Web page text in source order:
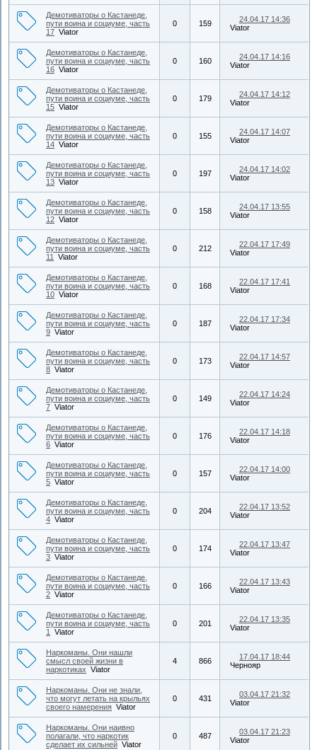
Демотиваторы о Кастанеде,
пути воина и социуме, часть
17 Viator
0 159
24.04.17 14:36
Viator
Демотиваторы о Кастанеде,
пути воина и социуме, часть
16 Viator
0 160
24.04.17 14:16
Viator
Демотиваторы о Кастанеде,
пути воина и социуме, часть
15 Viator
0 179
24.04.17 14:12
Viator
Демотиваторы о Кастанеде,
пути воина и социуме, часть
14 Viator
0 155
24.04.17 14:07
Viator
Демотиваторы о Кастанеде,
пути воина и социуме, часть
13 Viator
0 197
24.04.17 14:02
Viator
Демотиваторы о Кастанеде,
пути воина и социуме, часть
12 Viator
0 158
24.04.17 13:55
Viator
Демотиваторы о Кастанеде,
пути воина и социуме, часть
11
Viator
0 212
22.04.17 17:49
Viator
Демотиваторы о Кастанеде,
пути воина и социуме, часть
10 Viator
0 168
22.04.17 17:41
Viator
Демотиваторы о Кастанеде,
пути воина и социуме, часть
9 Viator
0 187
22.04.17 17:34
Viator
Демотиваторы о Кастанеде,
пути воина и социуме, часть
8 Viator
0 173
22.04.17 14:57
Viator
Демотиваторы о Кастанеде,
пути воина и социуме, часть
7 Viator
0 149
22.04.17 14:24
Viator
Демотиваторы о Кастанеде,
пути воина и социуме, часть
6 Viator
0 176
22.04.17 14:18
Viator
Демотиваторы о Кастанеде,
пути воина и социуме, часть
5 Viator
0 157
22.04.17 14:00
Viator
Демотиваторы о Кастанеде,
пути воина и социуме, часть
4 Viator
0 204
22.04.17 13:52
Viator
Демотиваторы о Кастанеде,
пути воина и социуме, часть
3 Viator
0 174
22.04.17 13:47
Viator
Демотиваторы о Кастанеде,
пути воина и социуме, часть
2 Viator
0 166
22.04.17 13:43
Viator
Демотиваторы о Кастанеде,
пути воина и социуме, часть
1
Viator
0 201
22.04.17 13:35
Viator
Наркоманы. Они нашли
смысл своей жизни в
наркотиках Viator
4 866
17.04.17 18:44
Чернояр
Наркоманы. Они не знали,
что могут летать на крыльях
своего намерения Viator
0 431
03.04.17 21:32
Viator
Наркоманы. Они наивно
полагали, что наркотик
сделает их сильней Viator
0 487
03.04.17 21:23
Viator